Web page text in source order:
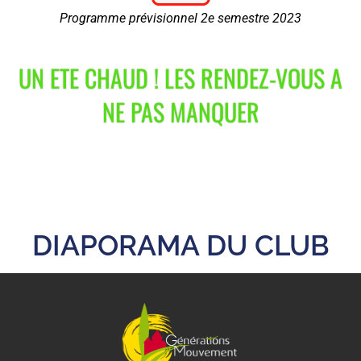
Programme prévisionnel 2e semestre 2023
UN ETE CHAUD ! LES RENDEZ-VOUS A
NE PAS MANQUER
DIAPORAMA DU CLUB